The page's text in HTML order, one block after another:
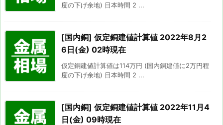
度の下げ余地) 日本時間 2 ...
[国内銅] 仮定銅建値計算値 2022年8月2
6日(金) 02時現在
仮定銅建値計算値は114万円 (国内銅建値に2万円程
度の下げ余地) 日本時間 2 ...
[国内銅] 仮定銅建値計算値 2022年11月4
日(金) 09時現在